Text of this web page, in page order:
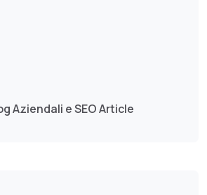
Aziendali e SEO Article